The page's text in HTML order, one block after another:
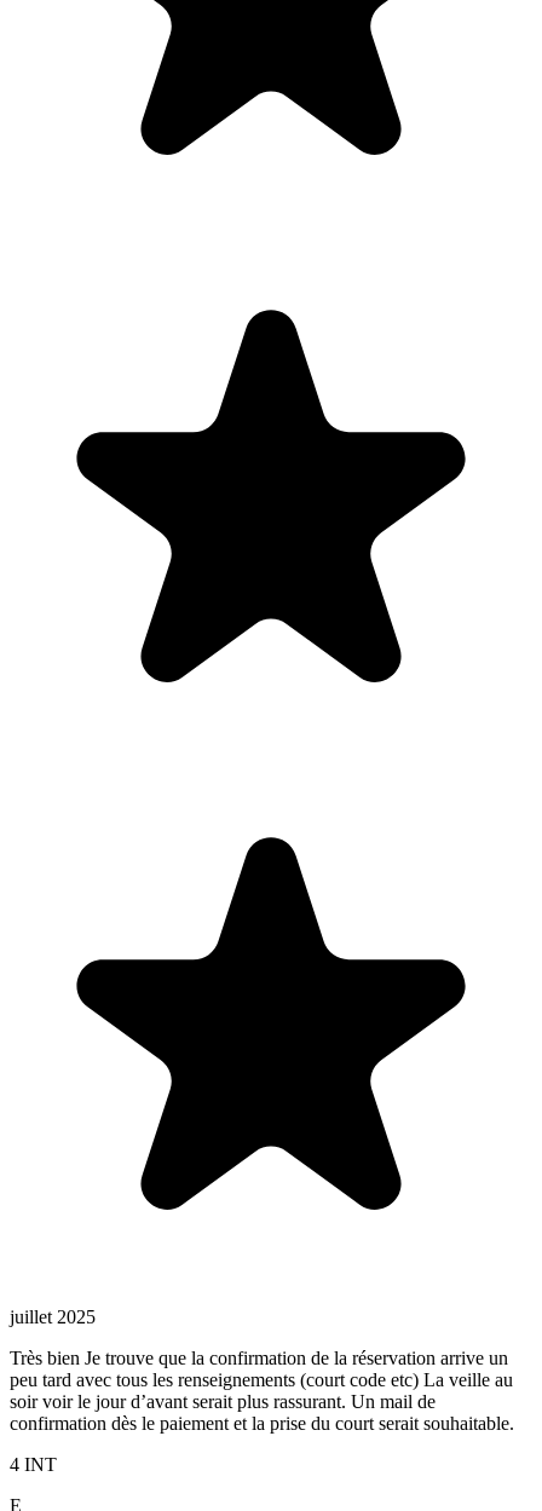
juillet 2025
Très bien Je trouve que la confirmation de la réservation arrive un
peu tard avec tous les renseignements (court code etc) La veille au
soir voir le jour d’avant serait plus rassurant. Un mail de
confirmation dès le paiement et la prise du court serait souhaitable.
4 INT
E